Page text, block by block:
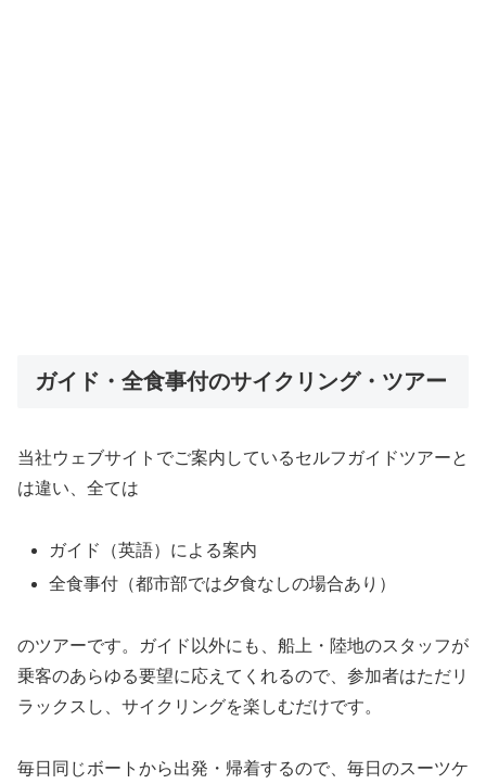
ガイド・全食事付のサイクリング・ツアー
当社ウェブサイトでご案内しているセルフガイドツアーと
は違い、全ては
ガイド（英語）による案内
全食事付（都市部では夕食なしの場合あり）
のツアーです。ガイド以外にも、船上・陸地のスタッフが
乗客のあらゆる要望に応えてくれるので、参加者はただリ
ラックスし、サイクリングを楽しむだけです。
毎日同じボートから出発・帰着するので、毎日のスーツケ